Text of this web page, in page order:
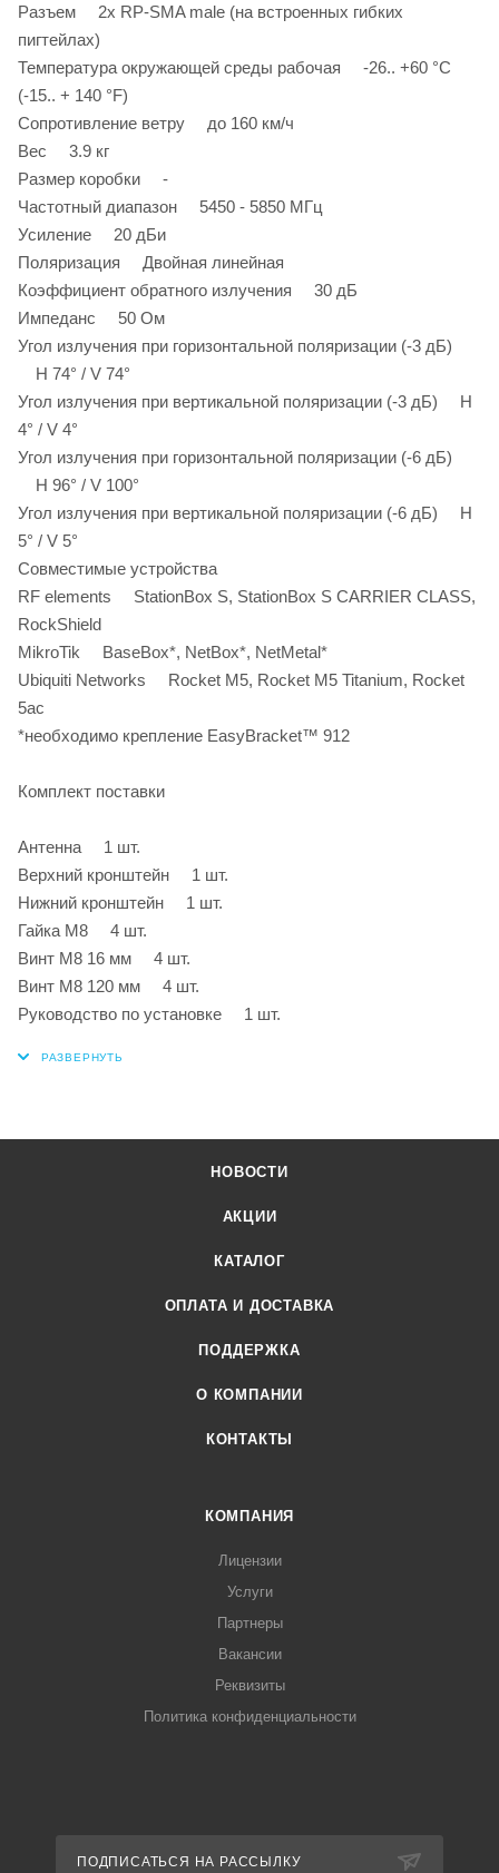
Разъем 2x RP-SMA male (на встроенных гибких
пигтейлах)
Температура окружающей среды рабочая -26.. +60 °C
(-15.. + 140 °F)
Сопротивление ветру до 160 км/ч
Вес 3.9 кг
Размер коробки -
Частотный диапазон 5450 - 5850 МГц
Усиление 20 дБи
Поляризация Двойная линейная
Коэффициент обратного излучения 30 дБ
Импеданс 50 Ом
Угол излучения при горизонтальной поляризации (-3 дБ)
H 74° / V 74°
Угол излучения при вертикальной поляризации (-3 дБ) H
4° / V 4°
Угол излучения при горизонтальной поляризации (-6 дБ)
H 96° / V 100°
Угол излучения при вертикальной поляризации (-6 дБ) H
5° / V 5°
Совместимые устройства
RF elements StationBox S, StationBox S CARRIER CLASS,
RockShield
MikroTik BaseBox*, NetBox*, NetMetal*
Ubiquiti Networks Rocket M5, Rocket M5 Titanium, Rocket
5ac
*необходимо крепление EasyBracket™ 912
Комплект поставки
Антенна 1 шт.
Верхний кронштейн 1 шт.
Нижний кронштейн 1 шт.
Гайка М8 4 шт.
Винт М8 16 мм 4 шт.
Винт М8 120 мм 4 шт.
Руководство по установке 1 шт.
НОВОСТИ
АКЦИИ
КАТАЛОГ
ОПЛАТА И ДОСТАВКА
ПОДДЕРЖКА
О КОМПАНИИ
КОНТАКТЫ
КОМПАНИЯ
Лицензии
Услуги
Партнеры
Вакансии
Реквизиты
Политика конфиденциальности
ПОДПИСАТЬСЯ НА РАССЫЛКУ